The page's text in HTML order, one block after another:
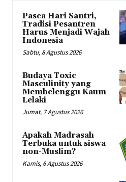
Pasca Hari Santri,
Tradisi Pesantren
Harus Menjadi Wajah
Indonesia
Sabtu, 8 Agustus 2026
Budaya Toxic
Masculinity yang
Membelenggu Kaum
Lelaki
Jumat, 7 Agustus 2026
Apakah Madrasah
Terbuka untuk siswa
non-Muslim?
Kamis, 6 Agustus 2026